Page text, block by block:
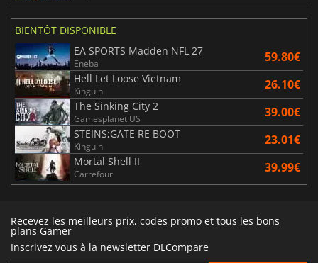
BIENTÔT DISPONIBLE
EA SPORTS Madden NFL 27
Eneba 59.80€
Hell Let Loose Vietnam
Kinguin 26.10€
The Sinking City 2
Gamesplanet US 39.00€
STEINS;GATE RE BOOT
Kinguin 23.01€
Mortal Shell II
Carrefour 39.99€
Recevez les meilleurs prix, codes promo et tous les bons
plans Gamer
Inscrivez vous à la newsletter DLCompare